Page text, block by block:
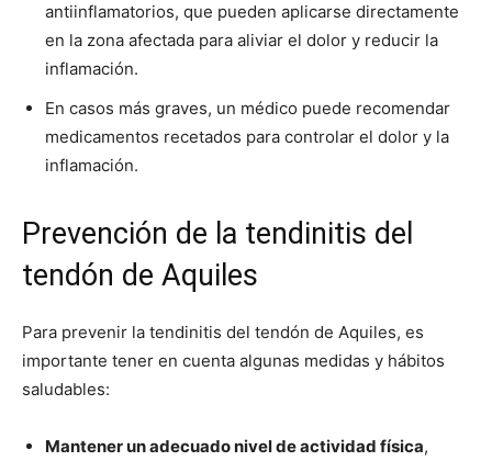
antiinflamatorios, que pueden aplicarse directamente
en la zona afectada para aliviar el dolor y reducir la
inflamación.
En casos más graves, un médico puede recomendar
medicamentos recetados para controlar el dolor y la
inflamación.
Prevención de la tendinitis del
tendón de Aquiles
Para prevenir la tendinitis del tendón de Aquiles, es
importante tener en cuenta algunas medidas y hábitos
saludables:
Mantener un adecuado nivel de actividad física,